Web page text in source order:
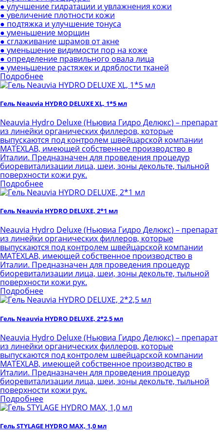
● улучшение гидратации и увлажнения кожи
● увеличение плотности кожи
● подтяжка и улучшение тонуса
● уменьшение морщин
● сглаживание шрамов от акне
● уменьшение видимости пор на коже
● определение правильного овала лица
● уменьшение растяжек и дряблости тканей
Подробнее
Гель Neauvia HYDRO DELUXE XL, 1*5 мл
Neauvia Hydro Deluxe (Ньювиа Гидро Делюкс) – препарат
из линейки органических филлеров, которые
выпускаются под контролем швейцарской компании
MATEXLAB, имеющей собственное производство в
Италии. Предназначен для проведения процедур
биоревитализации лица, шеи, зоны декольте, тыльной
поверхности кожи рук.
Подробнее
Гель Neauvia HYDRO DELUXE, 2*1 мл
Neauvia Hydro Deluxe (Ньювиа Гидро Делюкс) – препарат
из линейки органических филлеров, которые
выпускаются под контролем швейцарской компании
MATEXLAB, имеющей собственное производство в
Италии. Предназначен для проведения процедур
биоревитализации лица, шеи, зоны декольте, тыльной
поверхности кожи рук.
Подробнее
Гель Neauvia HYDRO DELUXE, 2*2,5 мл
Neauvia Hydro Deluxe (Ньювиа Гидро Делюкс) – препарат
из линейки органических филлеров, которые
выпускаются под контролем швейцарской компании
MATEXLAB, имеющей собственное производство в
Италии. Предназначен для проведения процедур
биоревитализации лица, шеи, зоны декольте, тыльной
поверхности кожи рук.
Подробнее
Гель STYLAGE HYDRO MAX, 1,0 мл